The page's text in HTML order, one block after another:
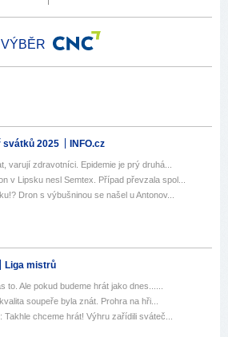
VÝBĚR
svátků 2025 INFO.cz
varují zdravotníci. Epidemie je prý druhá...
v Lipsku nesl Semtex. Případ převzala spol...
Dron s výbušninou se našel u Antonov...
Liga mistrů
to. Ale pokud budeme hrát jako dnes......
soupeře byla znát. Prohra na hři...
chceme hrát! Výhru zařídili sváteč...